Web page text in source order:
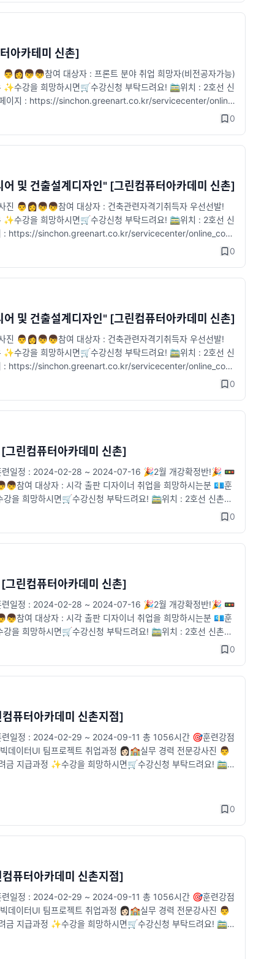
아카테미 신촌]
참여 대상자 : 프론트 분야 취업 희망자(비전공자가능)
수강을 희망하시면🛒수강신청 부탁드려요! 🚞위치 : 2호선 신
이지 : https://sinchon.greenart.co.kr/servicecenter/online
0
및 건출설계디자인" [그린컴퓨터아카데미 신촌]
진 👨👩👦👦참여 대상자 : 건축관련자격기취득자 우선선발!
수강을 희망하시면🛒수강신청 부탁드려요! 🚞위치 : 2호선 신
: https://sinchon.greenart.co.kr/servicecenter/online_cons
0
및 건출설계디자인" [그린컴퓨터아카데미 신촌]
진 👨👩👦👦참여 대상자 : 건축관련자격기취득자 우선선발!
수강을 희망하시면🛒수강신청 부탁드려요! 🚞위치 : 2호선 신
: https://sinchon.greenart.co.kr/servicecenter/online_cons
0
린컴퓨터아카데미 신촌]
훈련일정 : 2024-02-28 ~ 2024-07-16 🎉2월 개강확정반!🎉 🚥
참여 대상자 : 시각 출판 디자이너 취업을 희망하시는분 💶훈
을 희망하시면🛒수강신청 부탁드려요! 🚞위치 : 2호선 신촌역
sinchon.greenart.co.kr/servicecenter/online_consultat
0
린컴퓨터아카데미 신촌]
훈련일정 : 2024-02-28 ~ 2024-07-16 🎉2월 개강확정반!🎉 🚥
참여 대상자 : 시각 출판 디자이너 취업을 희망하시는분 💶훈
을 희망하시면🛒수강신청 부탁드려요! 🚞위치 : 2호선 신촌역
sinchon.greenart.co.kr/servicecenter/online_consultat
0
퓨터아카데미 신촌지점]
련일정 : 2024-02-29 ~ 2024-09-11 총 1056시간 🎯훈련강점
이터UI 팀프로젝트 취업과정 👩🏻🏫실무 경력 전문강사진 👨
지급과정 ✨수강을 희망하시면🛒수강신청 부탁드려요! 🚞위
0
퓨터아카데미 신촌지점]
련일정 : 2024-02-29 ~ 2024-09-11 총 1056시간 🎯훈련강점
이터UI 팀프로젝트 취업과정 👩🏻🏫실무 경력 전문강사진 👨
지급과정 ✨수강을 희망하시면🛒수강신청 부탁드려요! 🚞위